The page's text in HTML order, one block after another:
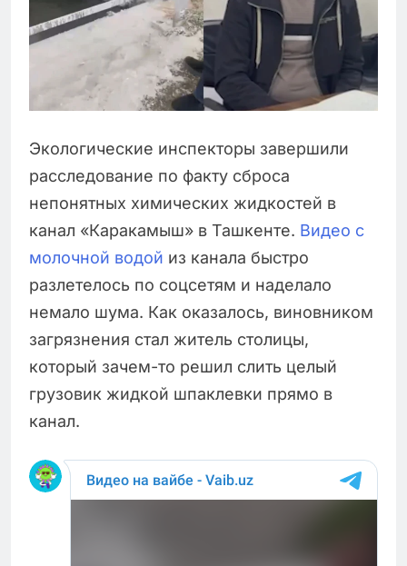
Экологические инспекторы завершили
расследование по факту сброса
непонятных химических жидкостей в
канал «Каракамыш» в Ташкенте. Видео с
молочной водой из канала быстро
разлетелось по соцсетям и наделало
немало шума. Как оказалось, виновником
загрязнения стал житель столицы,
который зачем-то решил слить целый
грузовик жидкой шпаклевки прямо в
канал.